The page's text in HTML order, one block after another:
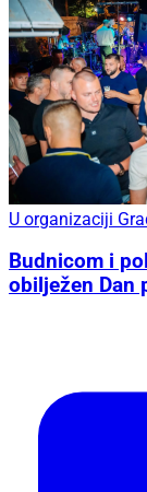
U organizaciji
Budnicom i
obilježen Dan